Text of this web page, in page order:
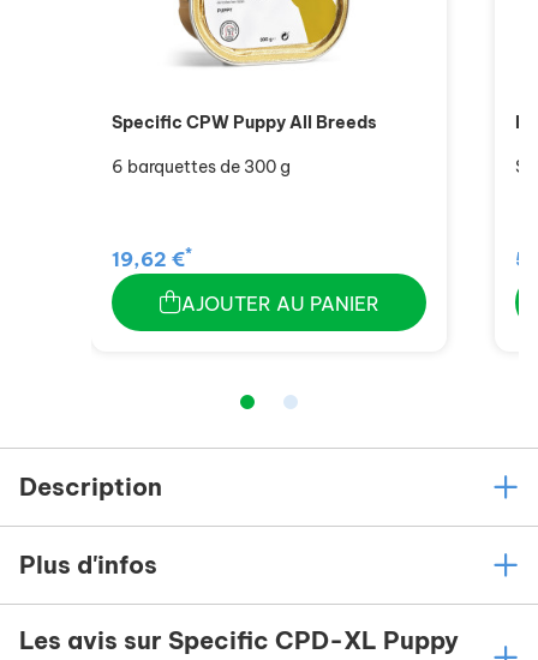
Specific CPW Puppy All Breeds
6 barquettes de 300 g
19,62 €*
AJOUTER AU PANIER
Description
Plus d'infos
Les avis sur Specific CPD-XL Puppy